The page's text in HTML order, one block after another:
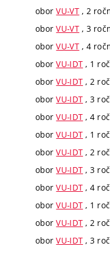
oborVU-VT, 2
oborVU-VT, 3
oborVU-VT, 4
oborVU-IDT , 1
oborVU-IDT , 2
oborVU-IDT , 3
oborVU-IDT , 4
oborVU-IDT , 1
oborVU-IDT , 2
oborVU-IDT , 3
oborVU-IDT , 4
oborVU-IDT , 1
oborVU-IDT , 2
oborVU-IDT , 3